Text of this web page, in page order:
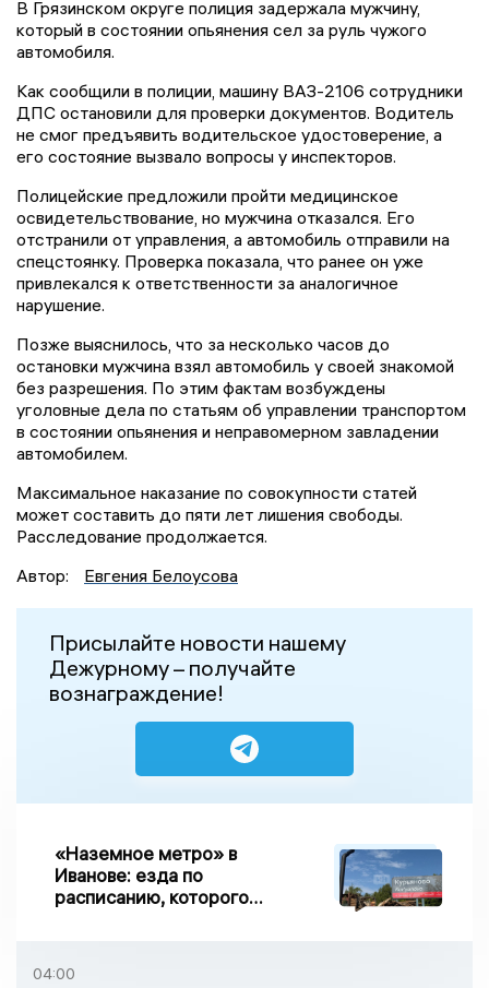
В Грязинском округе полиция задержала мужчину,
который в состоянии опьянения сел за руль чужого
автомобиля.
Как сообщили в полиции, машину ВАЗ-2106 сотрудники
ДПС остановили для проверки документов. Водитель
не смог предъявить водительское удостоверение, а
его состояние вызвало вопросы у инспекторов.
Полицейские предложили пройти медицинское
освидетельствование, но мужчина отказался. Его
отстранили от управления, а автомобиль отправили на
спецстоянку. Проверка показала, что ранее он уже
привлекался к ответственности за аналогичное
нарушение.
Позже выяснилось, что за несколько часов до
остановки мужчина взял автомобиль у своей знакомой
без разрешения. По этим фактам возбуждены
уголовные дела по статьям об управлении транспортом
в состоянии опьянения и неправомерном завладении
автомобилем.
Максимальное наказание по совокупности статей
может составить до пяти лет лишения свободы.
Расследование продолжается.
Автор:
Евгения Белоусова
Присылайте новости нашему
Дежурному – получайте
вознаграждение!
«Наземное метро» в
Иванове: езда по
расписанию, которого
04:00